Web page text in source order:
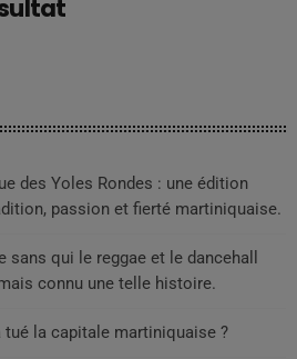
des Yoles Rondes : une édition
passion et fierté martiniquaise.
sans qui le reggae et le dancehall
connu une telle histoire.
tué la capitale martiniquaise ?